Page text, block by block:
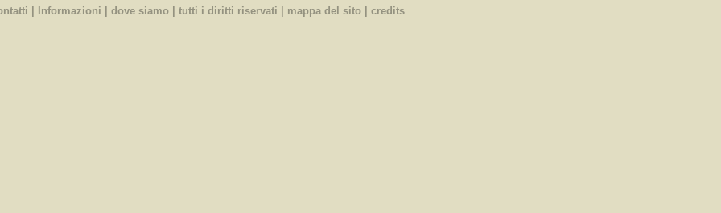
che viene reso perfettamente aderente
al corpo mediante una spillatura. La
Informazioni dove siamo| tutti i diritti riservati | mappa del sito| credits